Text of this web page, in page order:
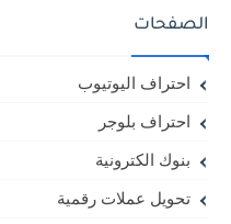
الصفحات
احتراف اليوتيوب
احتراف بلوجر
بنوك الكترونية
تحويل عملات رقمية